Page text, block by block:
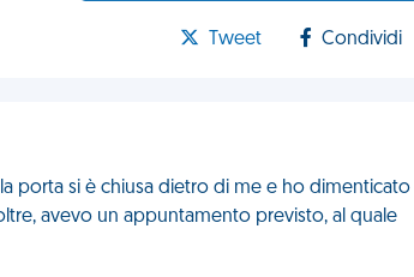
Tweet Condividi
porta si è chiusa dietro di me e ho dimenticato
avevo un appuntamento previsto, al quale